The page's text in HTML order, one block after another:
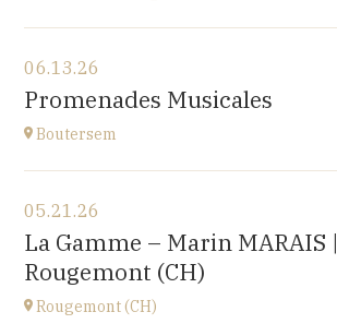
Sint-Annakerk
Roosbeek
at17H00
06.13.26
Promenades Musicales
Boutersem
Boutersem
promenade dans la ville
at14H
05.21.26
La Gamme – Marin MARAIS |
Rougemont (CH)
Rougemont (CH)